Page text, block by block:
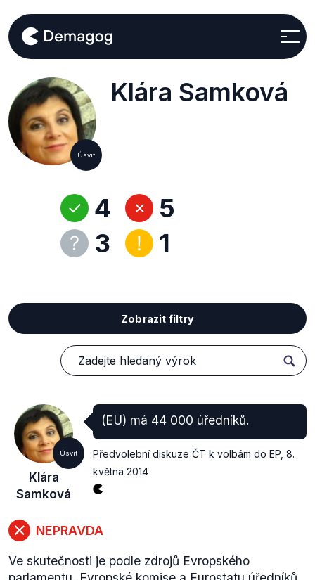
Úsvit
Klára Samková
4
3
5
1
Zobrazit filtry
Úsvit
Klára
Samková
(EU) má 44 000 úředníků.
Předvolební diskuze ČT k volbám do EP 8.
května 2014
NEPRAVDA
Ve skutečnosti je podle zdrojů Evropského